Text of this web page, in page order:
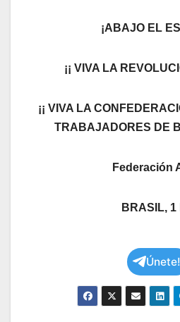
¡ABAJO EL
¡¡ VIVA LA
¡¡ VIVA LA
TRABAJADORES DE
Federación
BRASIL, 1
Únete!